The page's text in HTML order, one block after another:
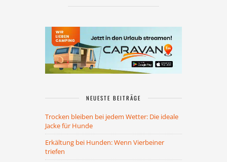
NEUESTE BEITRÄGE
Trocken bleiben bei jedem Wetter: Die ideale
Jacke für Hunde
Erkältung bei Hunden: Wenn Vierbeiner
triefen